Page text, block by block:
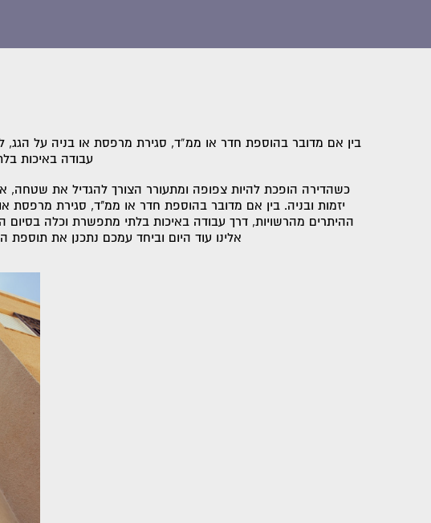
בין אם מדובר בהוספת חדר או ממ”ד, סגירת מרפסת או בניה על הגג,
עבודה באיכות
כשהדירה הופכת להיות צפופה ומתעורר הצורך להגדיל את
יזמות ובניה. בין אם מדובר בהוספת חדר או ממ"ד, סגירת מרפסת
ההיתרים מהרשויות, דרך עבודה באיכות בלתי מתפשרת וכלה בסיום
אלינו עוד היום וביחד עמכם נתכנן את